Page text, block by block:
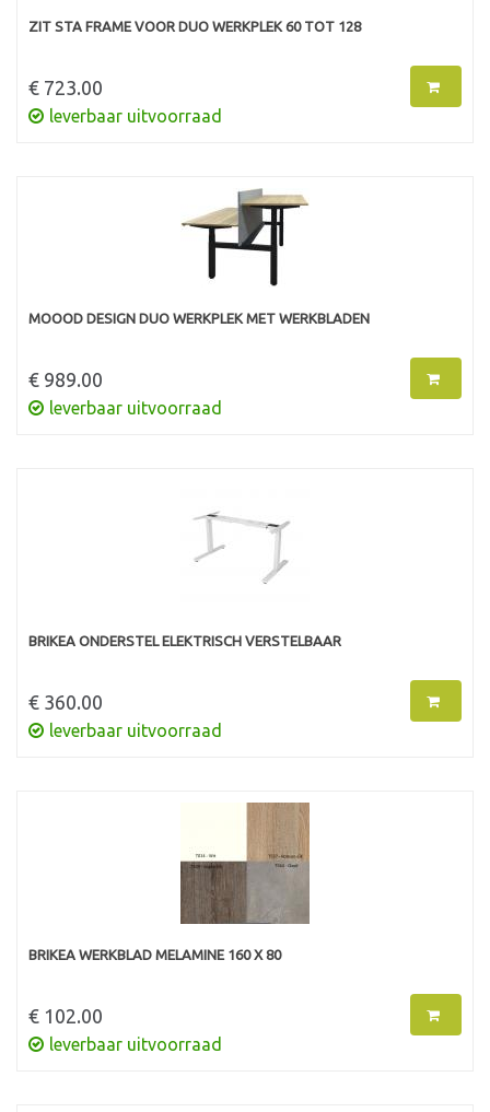
ZIT STA FRAME VOOR DUO WERKPLEK 60 TOT 128
€ 723.00
leverbaar uitvoorraad
MOOOD DESIGN DUO WERKPLEK MET WERKBLADEN
€ 989.00
leverbaar uitvoorraad
BRIKEA ONDERSTEL ELEKTRISCH VERSTELBAAR
€ 360.00
leverbaar uitvoorraad
BRIKEA WERKBLAD MELAMINE 160 X 80
€ 102.00
leverbaar uitvoorraad